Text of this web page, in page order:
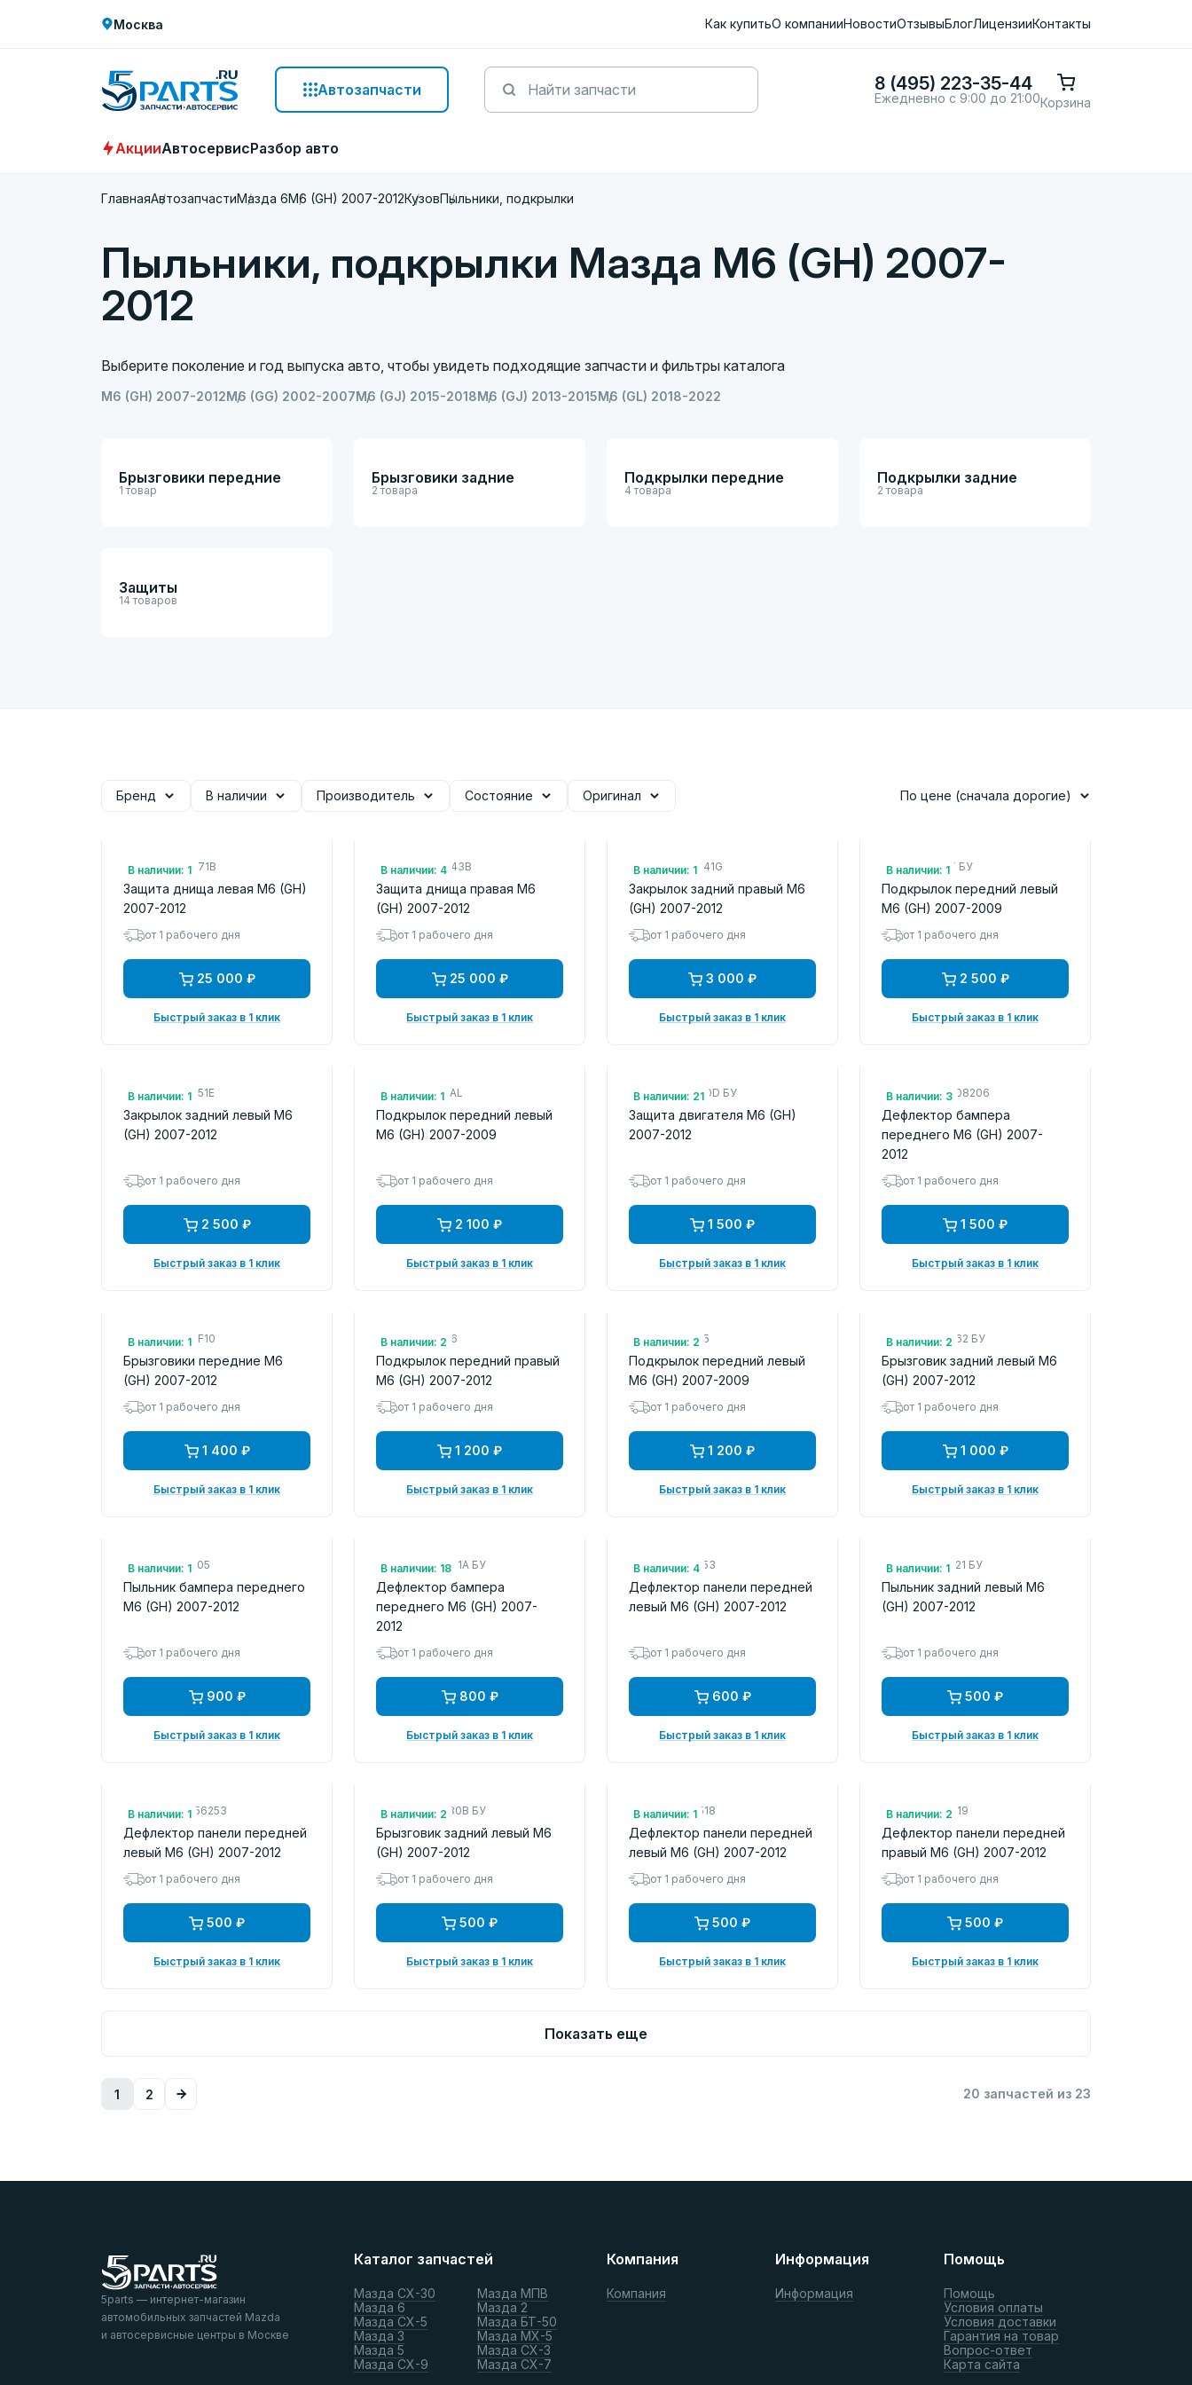
Москва Как купитьО компанииНовостиОтзывыБлогЛицензииКонтакты
Автозапчасти 8 (495) 223-35-44
Ежедневно с 9:00 до 21:00Корзина
АкцииАвтосервисРазбор авто
ГлавнаяАвтозапчастиМазда 6M6 (GH) 2007-2012КузовПыльники, подкрылки
Пыльники, подкрылки Мазда M6 (GH) 2007-
2012
Выберите поколение и год выпуска авто, чтобы увидеть подходящие запчасти и фильтры каталога
M6 (GH) 2007-2012M6 (GG) 2002-2007M6 (GJ) 2015-2018M6 (GJ) 2013-2015M6 (GL) 2018-2022
Брызговики передние
1 товар
Брызговики задние
2 товара
Подкрылки передние
4 товара
Подкрылки задние
2 товара
Защиты
14 товаров
Бренд В наличии Производитель Состояние Оригинал По цене (сначала дорогие)
В наличии: 1
Арт.: GS1D56371B
Защита днища левая M6 (GH)
2007-2012
от 1 рабочего дня
25 000 ₽
Быстрый заказ в 1 клик
В наличии: 4
Арт.: GS1D56343B
Защита днища правая M6
(GH) 2007-2012
от 1 рабочего дня
25 000 ₽
Быстрый заказ в 1 клик
В наличии: 1
Арт.: GS1D50341G
Закрылок задний правый M6
(GH) 2007-2012
от 1 рабочего дня
3 000 ₽
Быстрый заказ в 1 клик
В наличии: 1
Арт.: 3452387 БУ
Подкрылок передний левый
M6 (GH) 2007-2009
от 1 рабочего дня
2 500 ₽
Быстрый заказ в 1 клик
В наличии: 1
Арт.: GS1D50351E
Закрылок задний левый M6
(GH) 2007-2012
от 1 рабочего дня
2 500 ₽
Быстрый заказ в 1 клик
В наличии: 1
Арт.: MZ11078AL
Подкрылок передний левый
M6 (GH) 2007-2009
от 1 рабочего дня
2 100 ₽
Быстрый заказ в 1 клик
В наличии: 21
Арт.: GS1D56110D БУ
Защита двигателя M6 (GH)
2007-2012
от 1 рабочего дня
1 500 ₽
Быстрый заказ в 1 клик
В наличии: 3
Арт.: LZMZM608206
Дефлектор бампера
переднего M6 (GH) 2007-
2012
от 1 рабочего дня
1 500 ₽
Быстрый заказ в 1 клик
В наличии: 1
Арт.: NLF3302F10
Брызговики передние M6
(GH) 2007-2012
от 1 рабочего дня
1 400 ₽
Быстрый заказ в 1 клик
В наличии: 2
Арт.: FLMZ6316
Подкрылок передний правый
M6 (GH) 2007-2012
от 1 рабочего дня
1 200 ₽
Быстрый заказ в 1 клик
В наличии: 2
Арт.: FLMZ6315
Подкрылок передний левый
M6 (GH) 2007-2009
от 1 рабочего дня
1 200 ₽
Быстрый заказ в 1 клик
В наличии: 2
Арт.: GS1EV3462 БУ
Брызговик задний левый M6
(GH) 2007-2012
от 1 рабочего дня
1 000 ₽
Быстрый заказ в 1 клик
В наличии: 1
Арт.: FLMZ20105
Пыльник бампера переднего
M6 (GH) 2007-2012
от 1 рабочего дня
900 ₽
Быстрый заказ в 1 клик
В наличии: 18
Арт.: GS1D500S1A БУ
Дефлектор бампера
переднего M6 (GH) 2007-
2012
от 1 рабочего дня
800 ₽
Быстрый заказ в 1 клик
В наличии: 4
Арт.: GS1D56253
Дефлектор панели передней
левый M6 (GH) 2007-2012
от 1 рабочего дня
600 ₽
Быстрый заказ в 1 клик
В наличии: 1
Арт.: GS1D56L21 БУ
Пыльник задний левый M6
(GH) 2007-2012
от 1 рабочего дня
500 ₽
Быстрый заказ в 1 клик
В наличии: 1
Арт.: MVGS1D56253
Дефлектор панели передней
левый M6 (GH) 2007-2012
от 1 рабочего дня
500 ₽
Быстрый заказ в 1 клик
В наличии: 2
Арт.: GS1D51880B БУ
Брызговик задний левый M6
(GH) 2007-2012
от 1 рабочего дня
500 ₽
Быстрый заказ в 1 клик
В наличии: 1
Арт.: FLMZ59518
Дефлектор панели передней
левый M6 (GH) 2007-2012
от 1 рабочего дня
500 ₽
Быстрый заказ в 1 клик
В наличии: 2
Арт.: FLMZ59519
Дефлектор панели передней
правый M6 (GH) 2007-2012
от 1 рабочего дня
500 ₽
Быстрый заказ в 1 клик
Показать еще
1 2 20 запчастей из 23
5parts — интернет-магазин
автомобильных запчастей Mazda
и автосервисные центры в Москве
Каталог запчастей
Мазда СХ-30
Мазда 6
Мазда СХ-5
Мазда 3
Мазда 5
Мазда СХ-9
Мазда МПВ
Мазда 2
Мазда БТ-50
Мазда МХ-5
Мазда СХ-3
Мазда СХ-7
Компания
Компания
Информация
Информация
Помощь
Помощь
Условия оплаты
Условия доставки
Гарантия на товар
Вопрос-ответ
Карта сайта